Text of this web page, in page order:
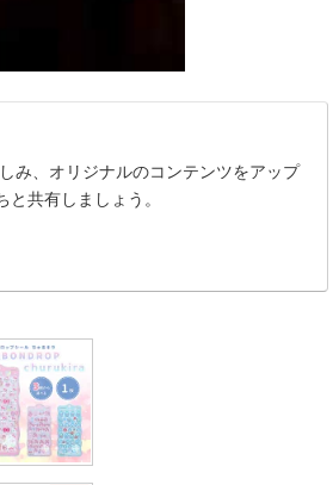
み、オリジナルのコンテンツをアップ
共有しましょう。